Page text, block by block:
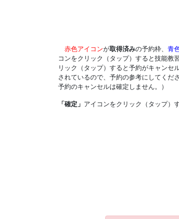
赤色アイコンが取得済みの予約枠、 青
コンをクリック（タップ）すると技能教
リック（タップ）すると予約がキャンセ
されているので、予約の参考にしてくだ
予約のキャンセルは確定しません。）
「確定」 アイコンをクリック（タップ）